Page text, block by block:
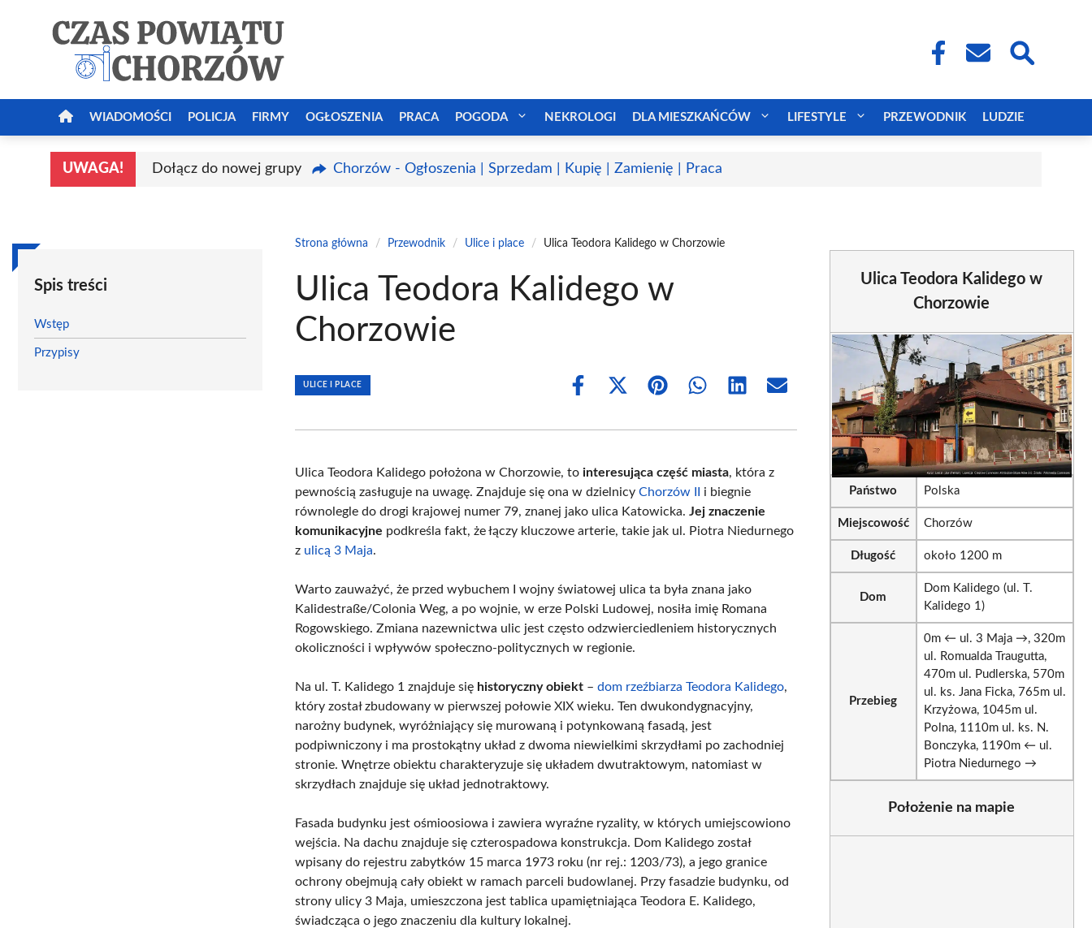
WIADOMOŚCI POLICJA FIRMY OGŁOSZENIA PRACA POGODA NEKROLOGI DLA MIESZKAŃCÓW LIFESTYLE PRZEWODNIK LUDZIE
UWAGA! Dołącz do nowej grupy Chorzów - Ogłoszenia | Sprzedam | Kupię | Zamienię | Praca
Spis treści
Wstęp
Przypisy
Strona główna / Przewodnik / Ulice i place / Ulica Teodora Kalidego w Chorzowie
Ulica Teodora Kalidego w
Chorzowie
ULICE I PLACE
Share
Share
(Twitter)
Share Share Share Share
Ulica Teodora Kalidego położona w Chorzowie, tointeresująca część miasta, która z
pewnością zasługuje na uwagę. Znajduje się ona w dzielnicyChorzów II i biegnie
równolegle do drogi krajowej numer 79, znanej jako ulica Katowicka.Jej znaczenie
komunikacyjne podkreśla fakt, że łączy kluczowe arterie, takie jak ul. Piotra Niedurnego
z ulicą 3 Maja.
Warto zauważyć, że przed wybuchem I wojny światowej ulica ta była znana jako
Kalidestraße/Colonia Weg, a po wojnie, w erze Polski Ludowej, nosiła imię Romana
Rogowskiego. Zmiana nazewnictwa ulic jest często odzwierciedleniem historycznych
okoliczności i wpływów społeczno-politycznych w regionie.
Na ul. T. Kalidego 1 znajduje się historyczny obiekt –dom rzeźbiarza Teodora Kalidego,
który został zbudowany w pierwszej połowie XIX wieku. Ten dwukondygnacyjny,
narożny budynek, wyróżniający się murowaną i potynkowaną fasadą, jest
podpiwniczony i ma prostokątny układ z dwoma niewielkimi skrzydłami po zachodniej
stronie. Wnętrze obiektu charakteryzuje się układem dwutraktowym, natomiast w
skrzydłach znajduje się układ jednotraktowy.
Fasada budynku jest ośmioosiowa i zawiera wyraźne ryzality, w których umiejscowiono
wejścia. Na dachu znajduje się czterospadowa konstrukcja. Dom Kalidego został
wpisany do rejestru zabytków 15 marca 1973 roku (nr rej.: 1203/73), a jego granice
ochrony obejmują cały obiekt w ramach parceli budowlanej. Przy fasadzie budynku, od
strony ulicy 3 Maja, umieszczona jest tablica upamiętniająca Teodora E. Kalidego,
świadcząca o jego znaczeniu dla kultury lokalnej.
Ulica Teodora Kalidego w
Chorzowie
Państwo Polska
Miejscowość Chorzów
Długość około 1200 m
Dom
Dom Kalidego (ul. T.
Kalidego 1)
Przebieg
0m ← ul. 3 Maja →, 320m
ul. Romualda Traugutta,
470m ul. Pudlerska, 570m
ul. ks. Jana Ficka, 765m ul.
Krzyżowa, 1045m ul.
Polna, 1110m ul. ks. N.
Bonczyka, 1190m ← ul.
Piotra Niedurnego →
Położenie na mapie